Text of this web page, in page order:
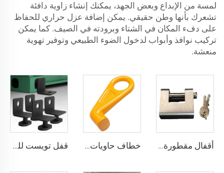
لمسة من الإبداع وبعض الجهد، يمكنك إنشاء زاوية دافئة
تشعرك بأنها وطن حقيقي. يمكن إضافة عزل حراري للحفاظ
على دفء المكان في الشتاء وبرودته في الصيف. كما يمكن
تركيب نوافذ وأبواب لدخول الضوء الطبيعي وتوفير تهوية
منعشة.
أقفال مقطورة حاويات الشحن البحري شديدة التحمل من Squire، أقفال أمان عالية الأمان، مقاس قفل للحاويات خطاف حاويات المصنع من النوع المستقيم الأيسر/الأيمن مصنوع من سبائك الفولاذ لرفع الحاويات قفل تويست للحاويات الشحنية ISO من الأسفل ومن الجانب & قفل زاوية لتثبيت البضائع